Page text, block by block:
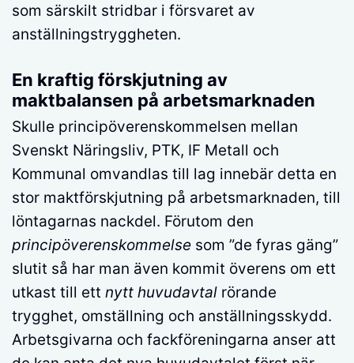
som särskilt stridbar i försvaret av
anställningstryggheten.
En kraftig förskjutning av
maktbalansen på arbetsmarknaden
Skulle principöverenskommelsen mellan
Svenskt Näringsliv, PTK, IF Metall och
Kommunal omvandlas till lag innebär detta en
stor maktförskjutning på arbetsmarknaden, till
löntagarnas nackdel. Förutom den
principöverenskommelse som ”de fyras gäng”
slutit så har man även kommit överens om ett
utkast till ett nytt huvudavtal rörande
trygghet, omställning och anställningsskydd.
Arbetsgivarna och fackföreningarna anser att